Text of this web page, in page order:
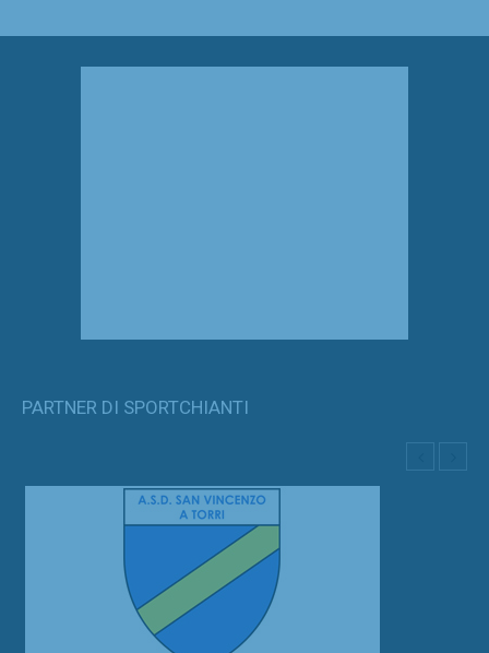
PARTNER DI SPORTCHIANTI